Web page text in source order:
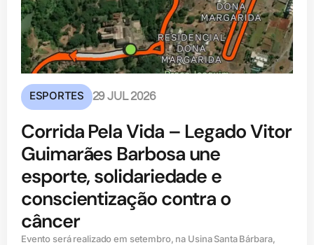
ESPORTES 29 JUL 2026
Corrida Pela Vida – Legado Vitor
Guimarães Barbosa une
esporte, solidariedade e
conscientização contra o
câncer
Evento será realizado em setembro, na Usina Santa Bárbara,